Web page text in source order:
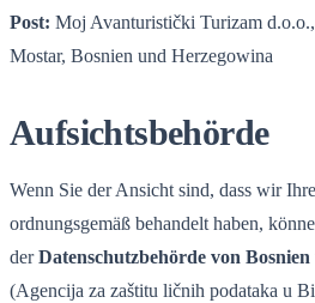
Post: Moj Avanturistički Turizam
Mostar, Bosnien und Herzegowina
Aufsichtsbehörde
Wenn Sie der Ansicht sind, dass wir
ordnungsgemäß behandelt haben,
derDatenschutzbehörde von
(Agencija za zaštitu ličnih podataka u